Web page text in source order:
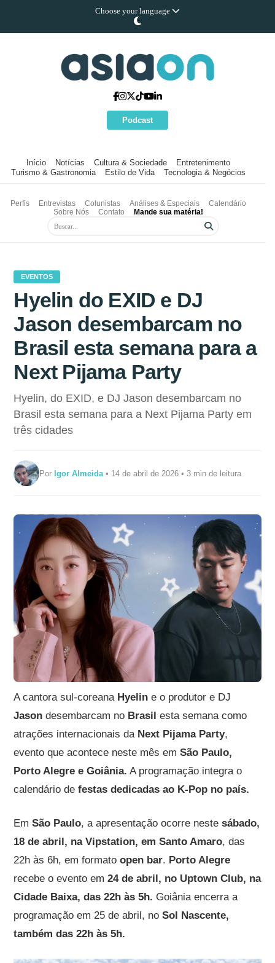
Choose your language
Podcast
Início Notícias Cultura & Sociedade
Entretenimento
Turismo & Gastronomia
Estilo de Vida Tecnologia & Negócios
Perfis Entrevistas Colunistas Análises & Especiais
Calendário
Sobre Nós
Contato Mande sua matéria!
EVENTOS
Hyelin do EXID e DJ
Jason desembarcam no
Brasil esta semana para a
Next Pijama Party
Hyelin, do EXID, e DJ Jason desembarcam no
Brasil esta semana para a Next Pijama Party em
três cidades
PorIgor Almeida • 14 de abril de 2026 • 3 min de leitura
A cantora sul-coreana Hyeline o produtor e DJ
Jasondesembarcam no Brasil esta semana como
atrações internacionais da Next Pijama Party,
evento que acontece neste mês emSão Paulo,
Porto Alegre e Goiânia. A programação integra o
calendário defestas dedicadas ao K-Pop no país.
EmSão Paulo, a apresentação ocorre nestesábado,
18 de abril, na Vipstation, em Santo Amaro, das
22h às 6h, em formatoopen bar. Porto Alegre
recebe o evento em 24 de abril, no Uptown Club, na
Cidade Baixa, das 22h às 5h. Goiânia encerra a
programação em 25 de abril, noSol Nascente,
também das 22h às 5h.